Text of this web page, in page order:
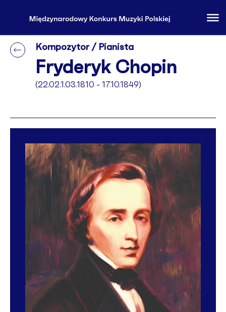
Kompozytor / Pianista
Fryderyk Chopin
(22.02.1.03.1810 - 17.10.1849)